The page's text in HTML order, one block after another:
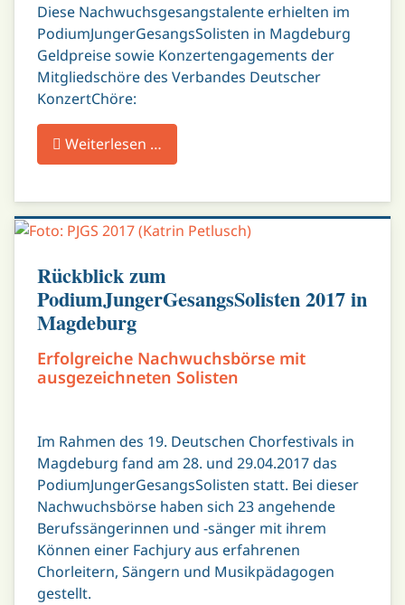
Diese Nachwuchsgesangstalente erhielten im
PodiumJungerGesangsSolisten in Magdeburg
Geldpreise sowie Konzertengagements der
Mitgliedschöre des Verbandes Deutscher
KonzertChöre:
Weiterlesen …
Rückblick zum
PodiumJungerGesangsSolisten 2017 in
Magdeburg
Erfolgreiche Nachwuchsbörse mit
ausgezeichneten Solisten
Im Rahmen des 19. Deutschen Chorfestivals in
Magdeburg fand am 28. und 29.04.2017 das
PodiumJungerGesangsSolisten statt. Bei dieser
Nachwuchsbörse haben sich 23 angehende
Berufssängerinnen und -sänger mit ihrem
Können einer Fachjury aus erfahrenen
Chorleitern, Sängern und Musikpädagogen
gestellt.